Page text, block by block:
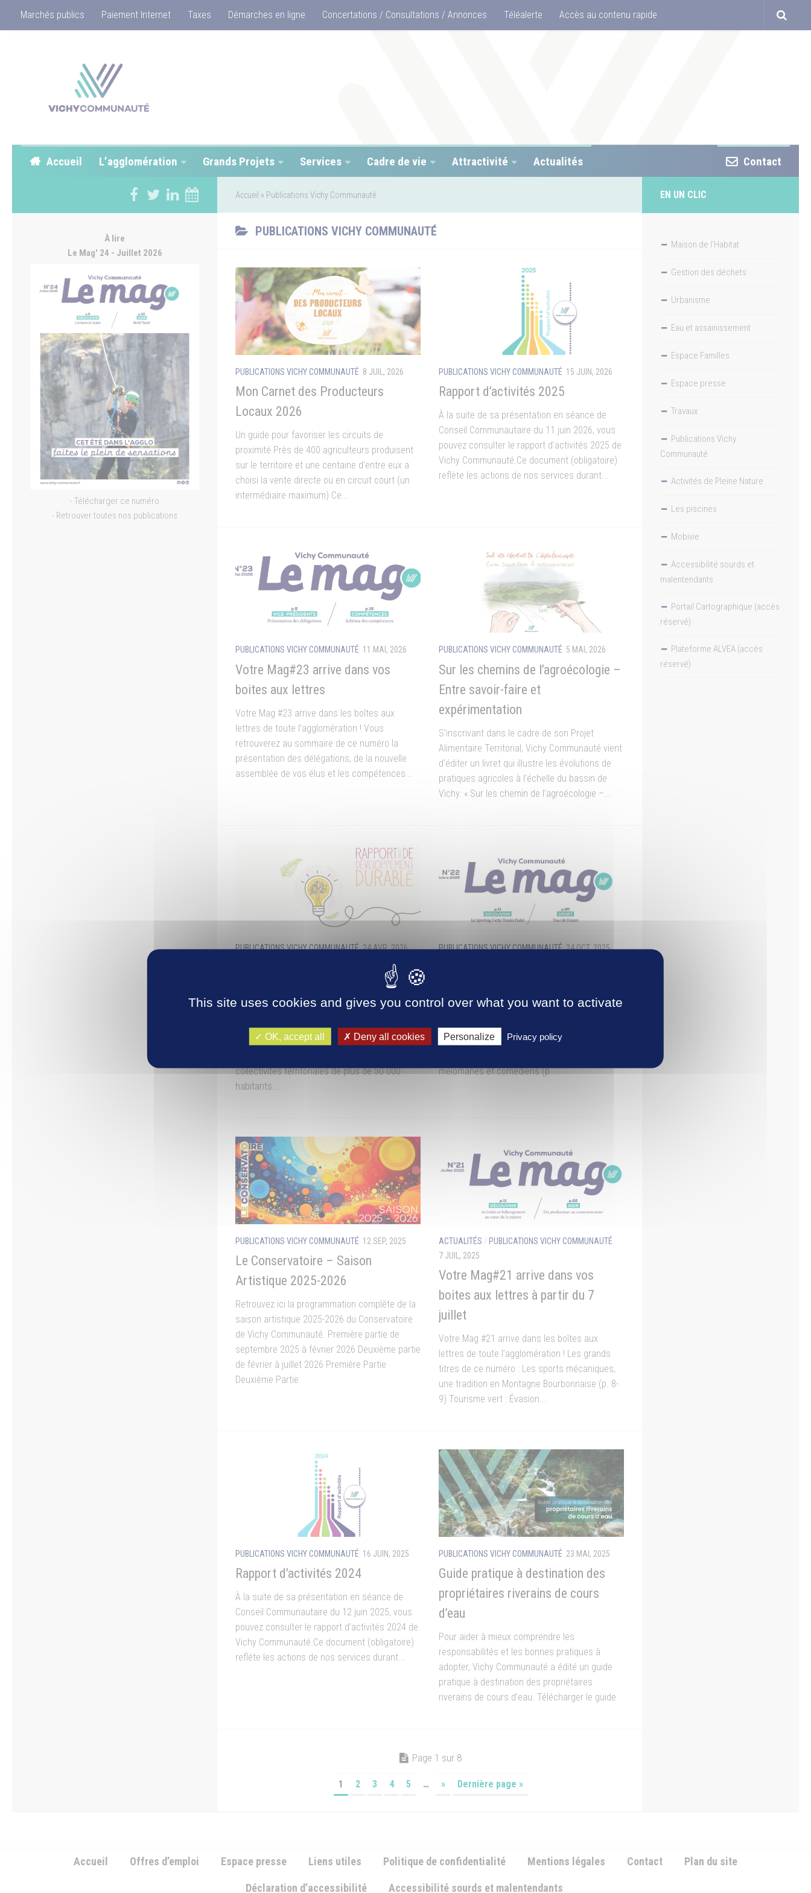
Marchés publics Paiement Internet Taxes Démarches en ligne Concertations / Consultations / Annonces Téléalerte Accès au contenu rapide
Accueil L’agglomération Grands Projets Services Cadre de vie Attractivité Actualités Contact
Accueil » Publications Vichy Communauté
PUBLICATIONS VICHY COMMUNAUTÉ
PUBLICATIONS VICHY COMMUNAUTÉ 8 JUIL, 2026
Mon Carnet des Producteurs
Locaux 2026
Un guide pour favoriser les circuits de
proximité Près de 400 agriculteurs produisent
sur le territoire et une centaine d’entre eux a
choisi la vente directe ou en circuit court (un
intermédiaire maximum) Ce...
PUBLICATIONS VICHY COMMUNAUTÉ 15 JUIN, 2026
Rapport d’activités 2025
À la suite de sa présentation en séance de
Conseil Communautaire du 11 juin 2026, vous
pouvez consulter le rapport d’activités 2025 de
Vichy Communauté.Ce document (obligatoire)
reflète les actions de nos services durant...
PUBLICATIONS VICHY COMMUNAUTÉ 11 MAI, 2026
Votre Mag#23 arrive dans vos
boites aux lettres
Votre Mag #23 arrive dans les boîtes aux
lettres de toute l’agglomération ! Vous
retrouverez au sommaire de ce numéro la
présentation des délégations, de la nouvelle
assemblée de vos élus et les compétences...
PUBLICATIONS VICHY COMMUNAUTÉ 5 MAI, 2026
Sur les chemins de l’agroécologie –
Entre savoir-faire et
expérimentation
S’inscrivant dans le cadre de son Projet
Alimentaire Territorial, Vichy Communauté vient
d’éditer un livret qui illustre les évolutions de
pratiques agricoles à l’échelle du bassin de
Vichy. « Sur les chemin de l’agroécologie –...
PUBLICATIONS VICHY COMMUNAUTÉ 24 AVR, 2026
Rapport Annuel de Développement
Rendez-vous annuel, le Rapport Développement
Durable répond aux obligations posées par la
loi du 12 juillet 2010, issue du Grenelle de
collectivités territoriales de plus de 50 000
habitants...
PUBLICATIONS VICHY COMMUNAUTÉ 24 OCT, 2025
Votre Mag #22 arrive dans les boîtes aux
lettres de toute l’agglomération ! Les grands
titres de ce numéro : Le Conservatoire : des
mélomanes et comédiens (p....
PUBLICATIONS VICHY COMMUNAUTÉ 12 SEP, 2025
Le Conservatoire – Saison
Artistique 2025-2026
Retrouvez ici la programmation complète de la
saison artistique 2025-2026 du Conservatoire
de Vichy Communauté. Première partie de
septembre 2025 à février 2026 Deuxième partie
de février à juillet 2026 Première Partie
Deuxième Partie
ACTUALITÉS / PUBLICATIONS VICHY COMMUNAUTÉ
7 JUIL, 2025
Votre Mag#21 arrive dans vos
boites aux lettres à partir du 7
juillet
Votre Mag #21 arrive dans les boîtes aux
lettres de toute l’agglomération ! Les grands
titres de ce numéro : Les sports mécaniques,
une tradition en Montagne Bourbonnaise (p. 8-
9) Tourisme vert : Évasion...
PUBLICATIONS VICHY COMMUNAUTÉ 16 JUIN, 2025
Rapport d’activités 2024
À la suite de sa présentation en séance de
Conseil Communautaire du 12 juin 2025, vous
pouvez consulter le rapport d’activités 2024 de
Vichy Communauté.Ce document (obligatoire)
reflète les actions de nos services durant...
PUBLICATIONS VICHY COMMUNAUTÉ 23 MAI, 2025
Guide pratique à destination des
propriétaires riverains de cours
d’eau
Pour aider à mieux comprendre les
responsabilités et les bonnes pratiques à
adopter, Vichy Communauté a édité un guide
pratique à destination des propriétaires
riverains de cours d’eau. Télécharger le guide
Page 1 sur 8
1 2 3 4 5 … » Dernière page »
À lire
Le Mag' 24 - Juillet 2026
- Télécharger ce numéro
- Retrouver toutes nos publications
EN UN CLIC
Maison de l’Habitat
Gestion des déchets
Urbanisme
Eau et assainissement
Espace Familles
Espace presse
Travaux
Publications Vichy
Communauté
Activités de Pleine Nature
Les piscines
Mobivie
Accessibilité sourds et
malentendants
Portail Cartographique (accès
réservé)
Plateforme ALVEA (accès
réservé)
Accueil Offres d’emploi Espace presse Liens utiles Politique de confidentialité Mentions légales Contact Plan du site
Déclaration d’accessibilité Accessibilité sourds et malentendants
This site uses cookies and gives you control over what you want to activate
OK, accept all Deny all cookies Personalize Privacy policy